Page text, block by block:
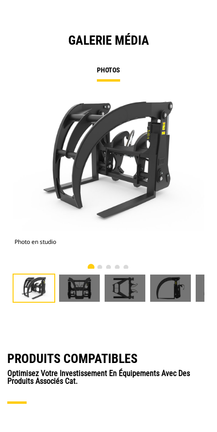
GALERIE MÉDIA
PHOTOS
Photo en studio
PRODUITS COMPATIBLES
Optimisez Votre Investissement En Équipements Avec Des
Produits Associés Cat.